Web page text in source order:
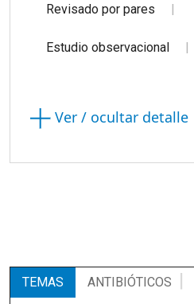
Revisado por pares
Estudio observacional
Ver / ocultar detalle
TEMAS ANTIBIÓTICOS